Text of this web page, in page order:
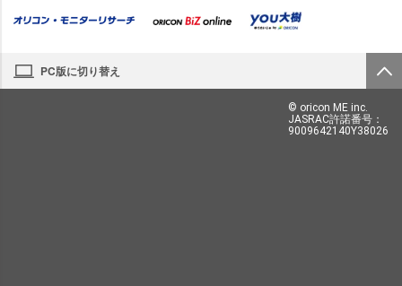
PC版に切り替え
© oricon ME inc.
JASRAC許諾番号：
9009642140Y38026